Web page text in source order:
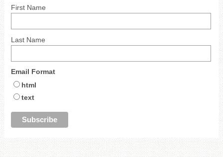
First Name
Last Name
Email Format
html
text